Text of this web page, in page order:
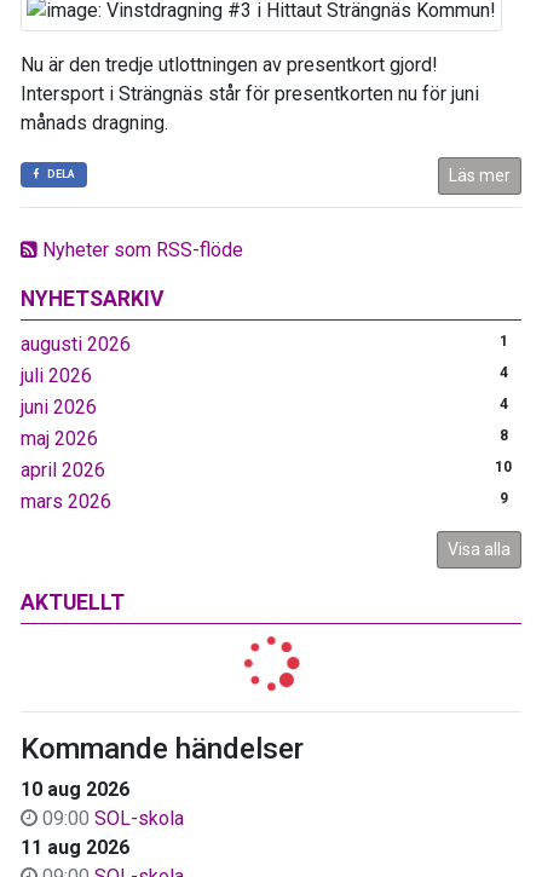
Nyheter som RSS-flöde
NYHETSARKIV
augusti 2026 1
juli 2026 4
juni 2026 4
maj 2026 8
april 2026 10
mars 2026 9
Visa alla
AKTUELLT
Kommande händelser
10 aug 2026
09:00 SOL-skola
11 aug 2026
Nu är den tredje utlottningen av presentkort gjord!
Intersport i Strängnäs står för presentkorten nu för juni
månads dragning.
DELA Läs mer